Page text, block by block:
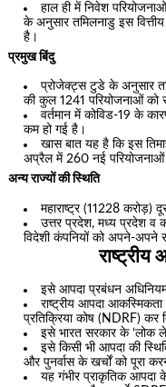
हाल ही में निवेश
के अनुसार तमिलनाडु इस वित्तीय
है।
प्रमुख बिंदु
प्रोजेक्ट्स टुडे के अनुसार
की कुल 1241 परियोजनाओं को
वर्तमान में कोविड-19 के
कम हो गई है।
खास बात यह है कि इस
अप्रैल में 260 नई परियोजनाओं
अन्य राज्यों की स्थिति
महाराष्ट्र (11228 करोड़)
उत्तर प्रदेश, मध्य प्रदेश व
विदेशी कंपनियों को अपने-अपने
राष्ट्रीय
इसे आपदा प्रबंधन
राष्ट्रीय आपदा
प्रतिक्रिया कोष (NDRF) कर
इसे भारत सरकार के ‘लोक
इसे किसी भी आपदा की
और पुनर्वास के खर्चों को पूरा
यह गंभीर प्राकृतिक आपदा